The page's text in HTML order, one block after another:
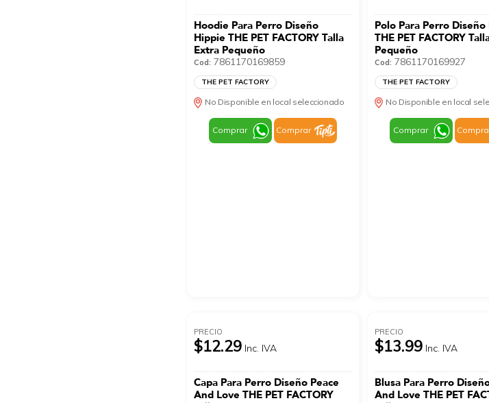
Hoodie Para Perro Diseño
Hippie THE PET FACTORY Talla
Extra Pequeño
Cod: 7861170169859
THE PET FACTORY
No Disponible en local seleccionado
Comprar Comprar
Polo Para Perro
THE PET FACTORY
Pequeño
Cod: 7861170169927
THE PET FACTORY
No Disponible en local
Comprar
PRECIO
$12.29 Inc. IVA
Capa Para Perro Diseño Peace
And Love THE PET FACTORY
PRECIO
$13.99 Inc. IVA
Blusa Para Perro
And Love THE PET